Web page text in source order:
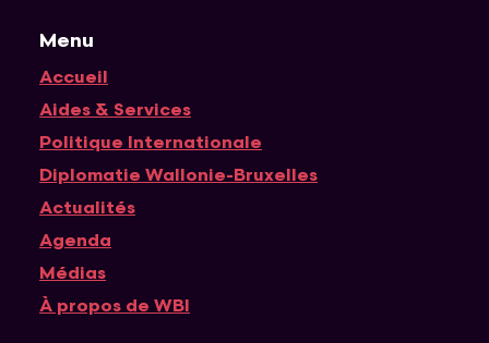
Menu
Accueil
Navigation principale
Aides & Services
Politique Internationale
Diplomatie Wallonie-Bruxelles
Actualités
Agenda
Médias
À propos de WBI